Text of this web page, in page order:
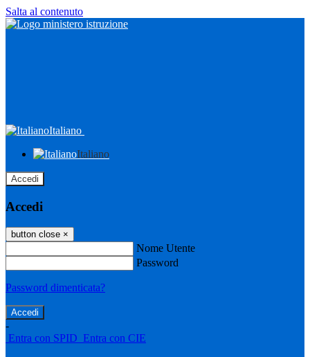
Salta al contenuto
Italiano
Italiano
Accedi
Accedi
button close ×
Nome Utente
Password
Password dimenticata?
-
Entra con SPID Entra con CIE